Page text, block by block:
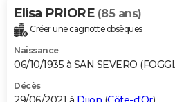
Elisa PRIORE (85 ans)
Créer une cagnotte obsèques
Naissance
06/10/1935 à SAN SEVERO
Décès